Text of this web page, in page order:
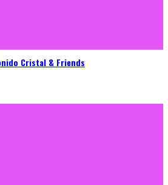
Cristal & Friends